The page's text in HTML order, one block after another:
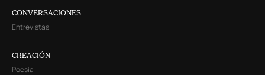
CONVERSACIONES
Entrevistas
CREACIÓN
Poesía